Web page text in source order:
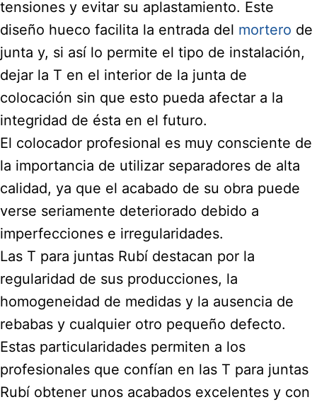
tensiones y evitar su aplastamiento. Este
diseño hueco facilita la entrada del mortero de
junta y, si así lo permite el tipo de instalación,
dejar la T en el interior de la junta de
colocación sin que esto pueda afectar a la
integridad de ésta en el futuro.
El colocador profesional es muy consciente de
la importancia de utilizar separadores de alta
calidad, ya que el acabado de su obra puede
verse seriamente deteriorado debido a
imperfecciones e irregularidades.
Las T para juntas Rubí destacan por la
regularidad de sus producciones, la
homogeneidad de medidas y la ausencia de
rebabas y cualquier otro pequeño defecto.
Estas particularidades permiten a los
profesionales que confían en las T para juntas
Rubí obtener unos acabados excelentes y con